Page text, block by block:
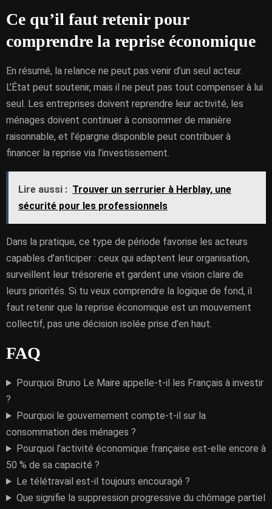
Ce qu’il faut retenir pour
comprendre la reprise économique
En résumé, la relance ne peut pas venir d’un seul acteur.
L’État peut soutenir, mais il ne peut pas tout compenser à lui
seul. Les entreprises doivent reprendre leur activité, les
ménages doivent continuer à consommer de manière
raisonnable, et l’épargne disponible peut contribuer à
financer la reprise via l’investissement.
Lire aussi : Trouver un serrurier à Herblay, une
sécurité pour les professionnels
Dans la pratique, ce type de période favorise les acteurs
capables d’anticiper : ceux qui adaptent leur organisation,
surveillent leur trésorerie et gardent une vision claire de
leurs priorités. Si tu veux comprendre la logique de fond, il
faut retenir que la reprise économique est un mouvement
collectif, pas une décision isolée prise d’en haut.
FAQ
Pourquoi Bruno Le Maire appelle-t-il les Français à investir
?
Pourquoi le gouvernement compte-t-il sur la
consommation des ménages ?
Pourquoi l’activité économique française est-elle encore à
50 % de sa capacité ?
Le télétravail est-il toujours encouragé ?
Que signifie la suppression progressive du chômage partiel